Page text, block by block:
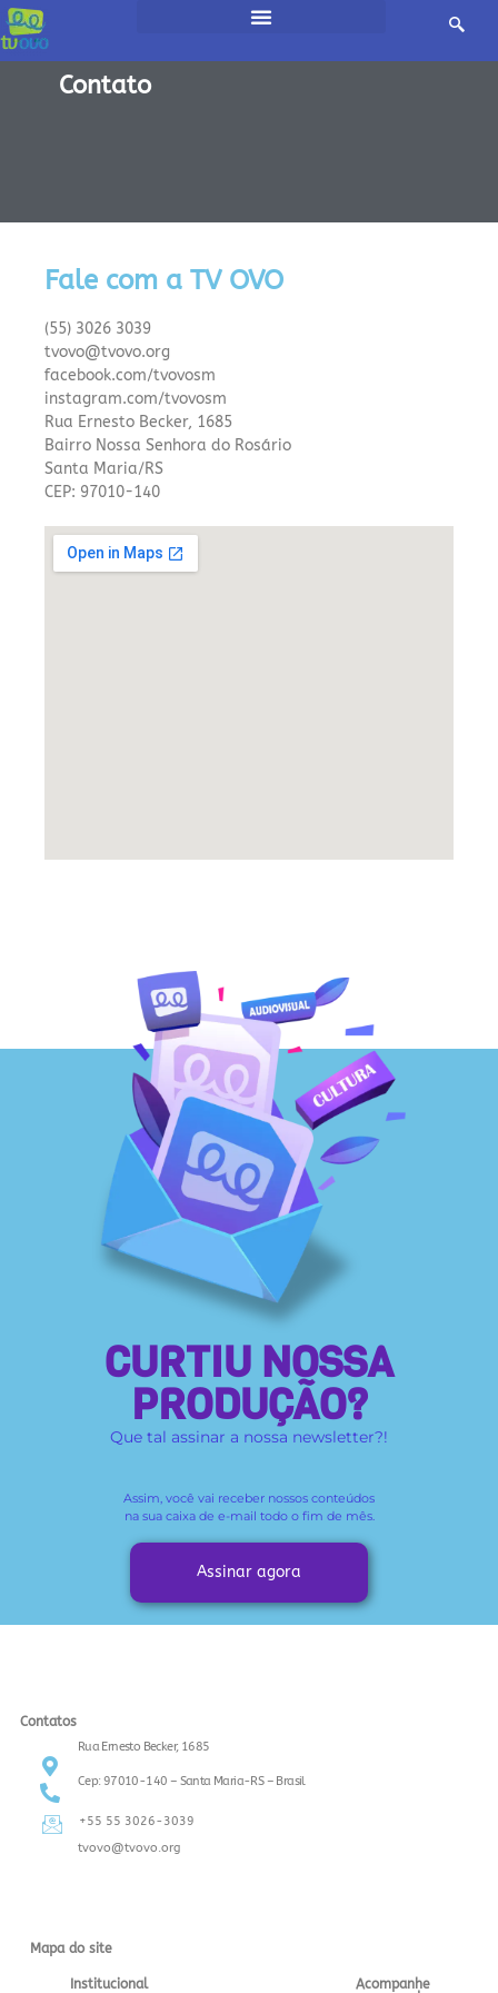
Contato
Fale com a TV OVO
(55) 3026 3039
tvovo@tvovo.org
facebook.com/tvovosm
instagram.com/tvovosm
Rua Ernesto Becker, 1685
Bairro Nossa Senhora do Rosário
Santa Maria/RS
CEP: 97010-140
CURTIU NOSSA
PRODUÇÃO?
Que tal assinar a nossa newsletter?!
Assim, você vai receber nossos conteúdos
na sua caixa de e-mail todo o fim de mês.
Assinar agora
Contatos
Rua Ernesto Becker, 1685
Cep: 97010-140 – Santa Maria-RS – Brasil
+55 55 3026-3039
tvovo@tvovo.org
Mapa do site
Institucional
Acompanhe